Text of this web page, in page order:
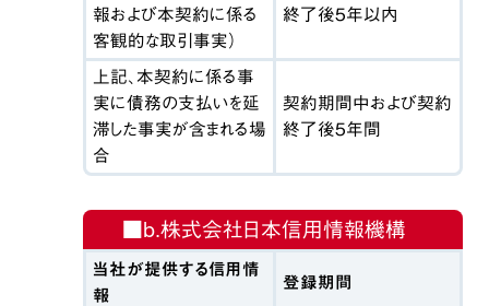
報および本契約に係る
客観的な取引事実）
終了後５年以内
上記、本契約に係る事
実に債務の支払いを延
滞した事実が含まれる場
合
契約期間中および契約
終了後５年間
■b.株式会社日本信用情報機構
当社が提供する信用情
報
登録期間